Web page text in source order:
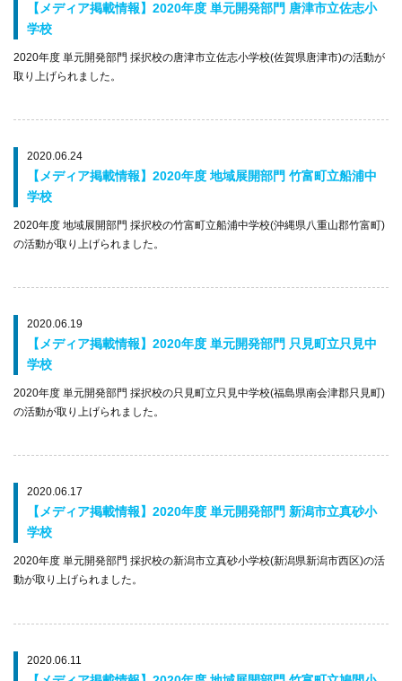
【メディア掲載情報】2020年度 単元開発部門 唐津市立佐志小
学校
2020年度 単元開発部門 採択校の唐津市立佐志小学校(佐賀県唐津市)の活動が
取り上げられました。
2020.06.24
【メディア掲載情報】2020年度 地域展開部門 竹富町立船浦中
学校
2020年度 地域展開部門 採択校の竹富町立船浦中学校(沖縄県八重山郡竹富町)
の活動が取り上げられました。
2020.06.19
【メディア掲載情報】2020年度 単元開発部門 只見町立只見中
学校
2020年度 単元開発部門 採択校の只見町立只見中学校(福島県南会津郡只見町)
の活動が取り上げられました。
2020.06.17
【メディア掲載情報】2020年度 単元開発部門 新潟市立真砂小
学校
2020年度 単元開発部門 採択校の新潟市立真砂小学校(新潟県新潟市西区)の活
動が取り上げられました。
2020.06.11